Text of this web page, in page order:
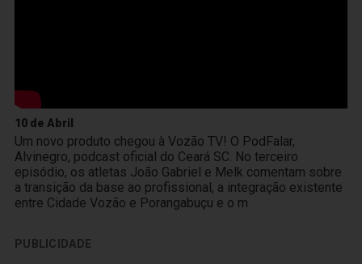
10 de Abril
Um novo produto chegou à Vozão TV! O PodFalar,
Alvinegro, podcast oficial do Ceará SC. No terceiro
episódio, os atletas João Gabriel e Melk comentam sobre
a transição da base ao profissional, a integração existente
entre Cidade Vozão e Porangabuçu e o m
PUBLICIDADE